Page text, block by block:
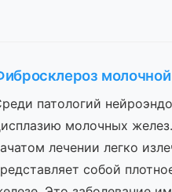
патологий
молочных
лечении легко
собой